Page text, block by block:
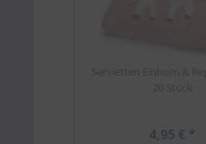
Servietten Einhorn &
20 Stück
4,95 € *